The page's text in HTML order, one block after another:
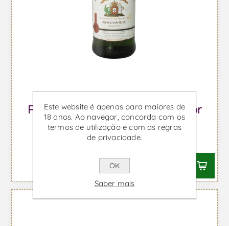
Real Companhia Velha Fundador
Branco - Vinho do Porto
Desde €7,81 IVA incl.
Este website é apenas para maiores de
18 anos. Ao navegar, concorda com os
termos de utilização e com as regras
de privacidade.
OK
Saber mais